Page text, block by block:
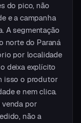
do pico, não
e a campanha
A segmentação
norte do Paraná
por localidade
deixa explícito
isso o produtor
e nem clica.
venda por
não a